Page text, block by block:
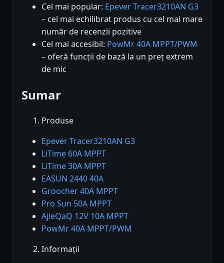
Cel mai popular: Epever Tracer3210AN G3
– cel mai echilibrat produs cu cel mai mare
număr de recenzii pozitive
Cel mai accesibil: PowMr 40A MPPT/PWM
– oferă funcții de bază la un preț extrem
de mic
Sumar
Produse
Epever Tracer3210AN G3
LiTime 60A MPPT
LiTime 30A MPPT
EASUN 2440 40A
Groocher 40A MPPT
Pro Sun 50A MPPT
AjieQaQ 12V 10A MPPT
PowMr 40A MPPT/PWM
Informații